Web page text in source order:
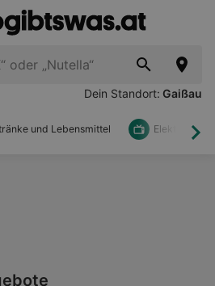
Dein Standort: Gaißau
und Lebensmittel Elektronik